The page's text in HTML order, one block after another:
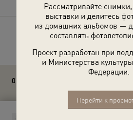
Рассматривайте
выставки и делитесь
из домашних альбомов —
составлять
Проект разработан при
и Министерства
Федерации.
Перейти к
Расскажите друзьям об
0 комментариев